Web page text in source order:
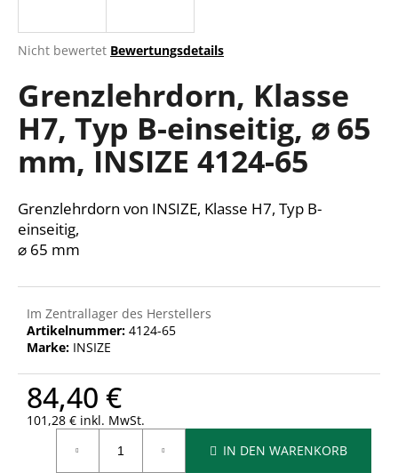
Die
Produktbewertung
ist
0,0
von
Sternen.
Nicht bewertet Bewertungsdetails
Grenzlehrdorn, Klasse
H7, Typ B-einseitig, ⌀ 65
mm, INSIZE 4124-65
Grenzlehrdorn von INSIZE, Klasse H7, Typ B-
einseitig,
⌀ 65 mm
Im Zentrallager des Herstellers
Artikelnummer: 4124-65
Marke: INSIZE
84,40 €
101,28 € inkl. MwSt.
IN DEN WARENKORB
W
e
m
p
f
e
e